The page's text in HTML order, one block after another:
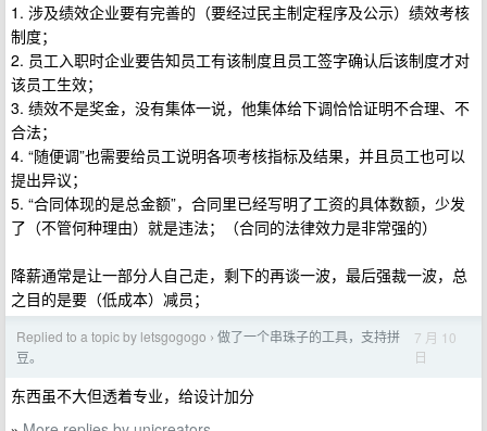
1. 涉及绩效企业要有完善的（要经过民主制定程序及公示）绩效考核
制度；
2. 员工入职时企业要告知员工有该制度且员工签字确认后该制度才对
该员工生效；
3. 绩效不是奖金，没有集体一说，他集体给下调恰恰证明不合理、不
合法；
4. “随便调”也需要给员工说明各项考核指标及结果，并且员工也可以
提出异议；
5. “合同体现的是总金额”，合同里已经写明了工资的具体数额，少发
了（不管何种理由）就是违法；（合同的法律效力是非常强的）
降薪通常是让一部分人自己走，剩下的再谈一波，最后强裁一波，总
之目的是要（低成本）减员；
Replied to a topic by letsgogogo › 做了一个串珠子的工具，支持拼
豆。
7 月 10
日
东西虽不大但透着专业，给设计加分